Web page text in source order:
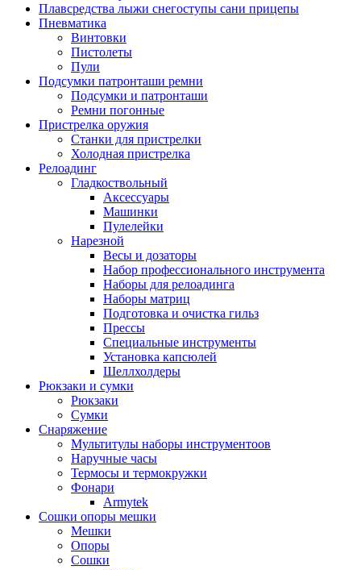
Плавсредства лыжи снегоступы сани прицепы
Пневматика
Винтовки
Пистолеты
Пули
Подсумки патронташи ремни
Подсумки и патронташи
Ремни погонные
Пристрелка оружия
Станки для пристрелки
Холодная пристрелка
Релоадинг
Гладкоствольный
Аксессуары
Машинки
Пулелейки
Нарезной
Весы и дозаторы
Набор профессионального инструмента
Наборы для релоадинга
Наборы матриц
Подготовка и очистка гильз
Прессы
Специальные инструменты
Установка капсюлей
Шеллхолдеры
Рюкзаки и сумки
Рюкзаки
Сумки
Снаряжение
Мультитулы наборы инструментоов
Наручные часы
Термосы и термокружки
Фонари
Armytek
Сошки опоры мешки
Мешки
Опоры
Сошки